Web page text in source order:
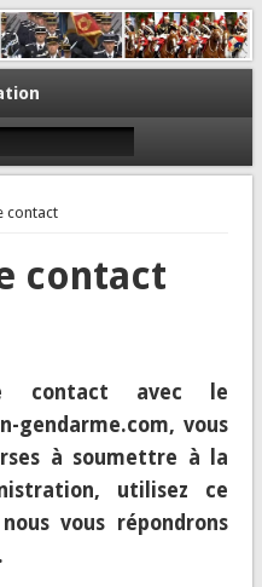
contact
contact
contact avec le
gendarme.com, vous
à soumettre à la
utilisez ce
vous répondrons